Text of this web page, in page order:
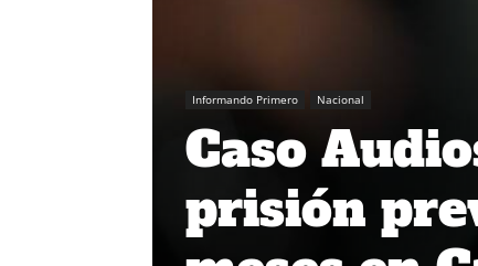
Informando Primero Nacional
Caso
prisión